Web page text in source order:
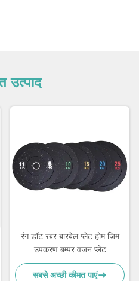
उत्पाद
रंग डॉट रबर बारबेल प्लेट होम जिम
उपकरण बम्पर वजन प्लेट
सबसे अच्छी कीमत पाएं